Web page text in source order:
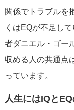
関係でトラブルを
くはEQが不足し
者ダニエル・ゴー
収める人の共通点
っています。
人生にはIQと